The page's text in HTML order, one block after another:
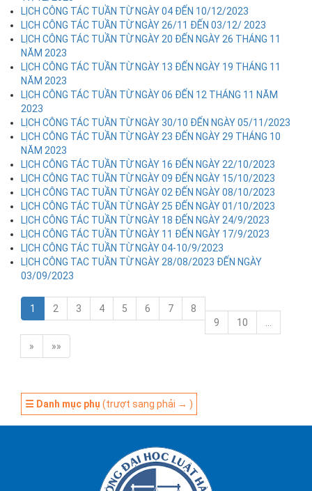
LỊCH CÔNG TÁC TUẦN TỪ NGÀY 04 ĐẾN 10/12/2023
LỊCH CÔNG TÁC TUẦN TỪ NGÀY 26/11 ĐẾN 03/12/ 2023
LỊCH CÔNG TÁC TUẦN TỪ NGÀY 20 ĐẾN NGÀY 26 THÁNG 11
NĂM 2023
LỊCH CÔNG TÁC TUẦN TỪ NGÀY 13 ĐẾN NGÀY 19 THÁNG 11
NĂM 2023
LỊCH CÔNG TÁC TUẦN TỪ NGÀY 06 ĐẾN 12 THÁNG 11 NĂM
2023
LỊCH CÔNG TÁC TUẦN TỪ NGÀY 30/10 ĐẾN NGÀY 05/11/2023
LỊCH CÔNG TÁC TUẦN TỪ NGÀY 23 ĐẾN NGÀY 29 THÁNG 10
NĂM 2023
LỊCH CÔNG TÁC TUẦN TỪ NGÀY 16 ĐẾN NGÀY 22/10/2023
LỊCH CÔNG TAC TUẦN TỪ NGÀY 09 ĐẾN NGÀY 15/10/2023
LỊCH CÔNG TAC TUẦN TỪ NGÀY 02 ĐẾN NGÀY 08/10/2023
LỊCH CÔNG TÁC TUẦN TỪ NGÀY 25 ĐẾN NGÀY 01/10/2023
LỊCH CÔNG TÁC TUẦN TỪ NGÀY 18 ĐẾN NGÀY 24/9/2023
LỊCH CÔNG TÁC TUẦN TỪ NGÀY 11 ĐẾN NGÀY 17/9/2023
LỊCH CÔNG TÁC TUẦN TỪ NGÀY 04-10/9/2023
LỊCH CÔNG TAC TUẦN TỪ NGÀY 28/08/2023 ĐẾN NGÀY
03/09/2023
1 2 3 4 5 6 7
8
9
10
» »»
☰ Danh mục phụ (trượt sang phải → )